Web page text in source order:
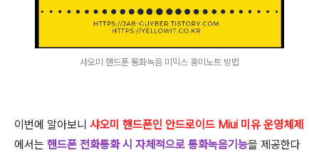
샤오미 핸드폰 통화녹음 미믹스 홍미노트 방법
이번에 알아보니 샤오미 핸드폰인 안드로이드 Miui 미유 운영체제
에서는 핸드폰 전화통화 시 자체적으로 통화녹음기능을 제공한다